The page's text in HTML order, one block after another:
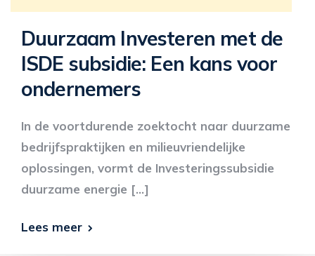
Duurzaam Investeren met de
ISDE subsidie: Een kans voor
ondernemers
In de voortdurende zoektocht naar duurzame
bedrijfspraktijken en milieuvriendelijke
oplossingen, vormt de Investeringssubsidie
duurzame energie […]
Lees meer